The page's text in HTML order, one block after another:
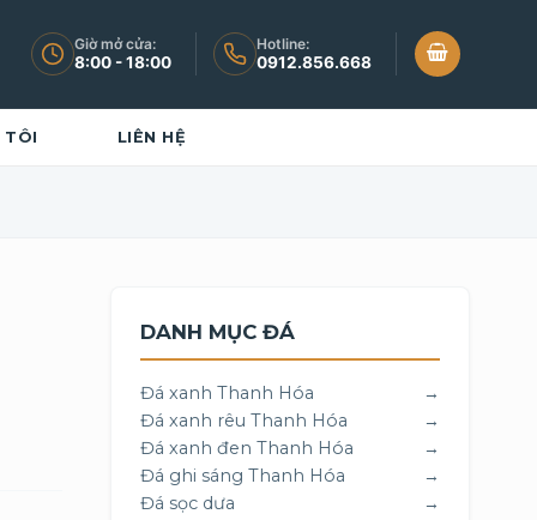
Giờ mở cửa:
8:00 - 18:00
Hotline:
0912.856.668
TÔI LIÊN HỆ
DANH MỤC ĐÁ
Đá xanh Thanh Hóa
→
Đá xanh rêu Thanh Hóa
→
Đá xanh đen Thanh Hóa
→
Đá ghi sáng Thanh Hóa
→
Đá sọc dưa
→